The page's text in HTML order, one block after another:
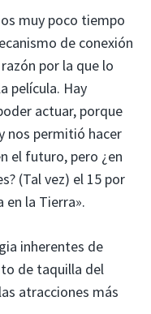
muy poco tiempo
de conexión
por la que lo
película. Hay
actuar, porque
nos permitió hacer
el futuro, pero ¿en
(Tal vez) el 15 por
en la Tierra».
inherentes de
de taquilla del
atracciones más